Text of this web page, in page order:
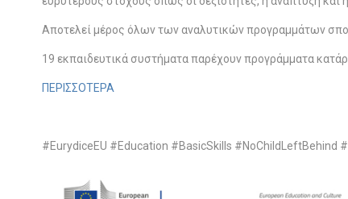
Αποτελεί μέρος όλων των αναλυτικών προγραμμάτων
19 εκπαιδευτικά συστήματα παρέχουν προγράμματα
ΠΕΡΙΣΣΟΤΕΡΑ
#EurydiceEU #Education #BasicSkills #NoChildLeftBehind